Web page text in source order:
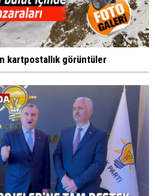
kartpostallık görüntüler